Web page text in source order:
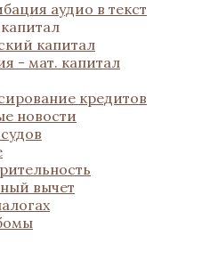
аудио в текст
капитал
- мат. капитал
кредитов
новости
вычет